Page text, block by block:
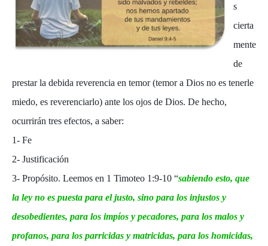
s
cierta
mente
de
prestar la debida reverencia en temor (temor a Dios no es tenerle
miedo, es reverenciarlo) ante los ojos de Dios. De hecho,
ocurrirán tres efectos, a saber:
1- Fe
2- Justificación
3- Propósito. Leemos en 1 Timoteo 1:9-10 “sabiendo esto, que
la ley no es puesta para el justo, sino para los injustos y
desobedientes, para los impíos y pecadores, para los malos y
profanos, para los parricidas y matricidas, para los homicidas,